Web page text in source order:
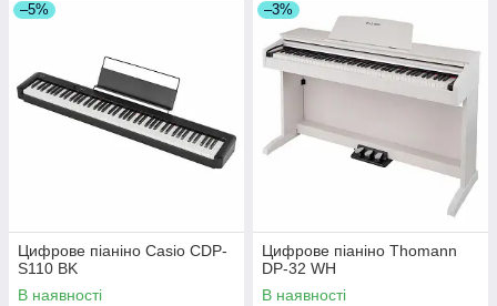
–5%
Цифрове піаніно Casio CDP-
S110 BK
В наявності
–3%
Цифрове піаніно Thomann
DP-32 WH
В наявності